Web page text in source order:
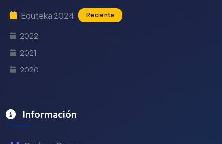
Eduteka 2024 Reciente
2022
2021
2020
Información